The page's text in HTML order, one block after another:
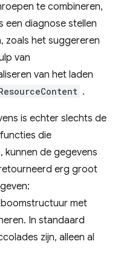
te combineren,
een diagnose stellen
zoals het suggereren
van
van het laden
.
is echter slechts de
die
kunnen de gegevens
erg groot
met
In standaard
zijn, alleen al